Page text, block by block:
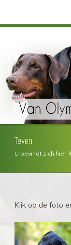
Teven
U bevindt zich hier:
Klik op de foto